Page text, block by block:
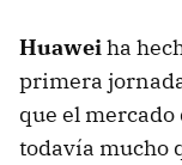
Huaweiha
primera
que el
todavía mucho